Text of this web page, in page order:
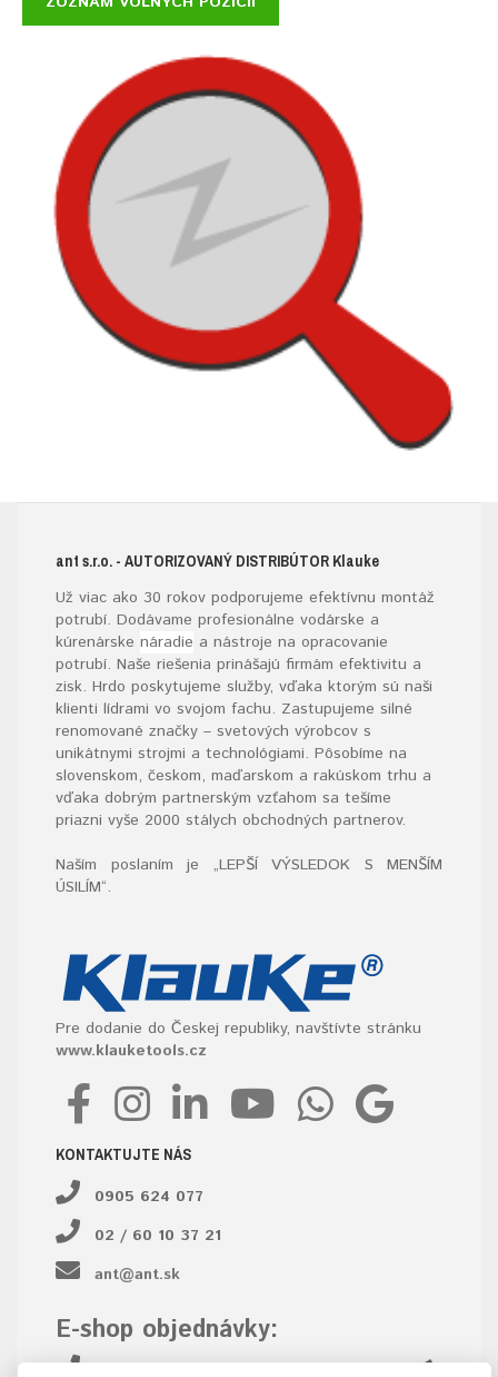
ant s.r.o. - AUTORIZOVANÝ DISTRIBÚTOR Klauke
Už viac ako 30 rokov podporujeme efektívnu montáž
potrubí. Dodávame profesionálne vodárske a
kúrenárske náradie a nástroje na opracovanie
potrubí. Naše riešenia prinášajú firmám efektivitu a
zisk. Hrdo poskytujeme služby, vďaka ktorým sú naši
klienti lídrami vo svojom fachu. Zastupujeme silné
renomované značky – svetových výrobcov s
unikátnymi strojmi a technológiami. Pôsobíme na
slovenskom, českom, maďarskom a rakúskom trhu a
vďaka dobrým partnerským vzťahom sa tešíme
priazni vyše 2000 stálych obchodných partnerov.
Naším poslaním je „LEPŠÍ VÝSLEDOK S MENŠÍM
ÚSILÍM“.
Pre dodanie do Českej republiky, navštívte stránku
www.klauketools.cz
KONTAKTUJTE NÁS
0905 624 077
02 / 60 10 37 21
ant@ant.sk
E-shop objednávky: